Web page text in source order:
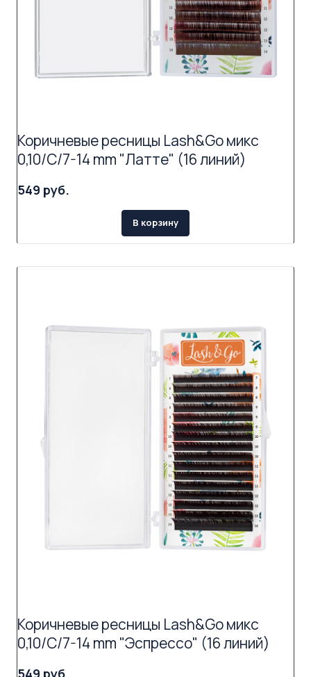
Коричневые ресницы Lash&Go микс
0,10/C/7-14 mm "Латте" (16 линий)
549 руб.
В корзину
Коричневые ресницы Lash&Go микс
0,10/C/7-14 mm "Эспрессо" (16 линий)
549 руб.